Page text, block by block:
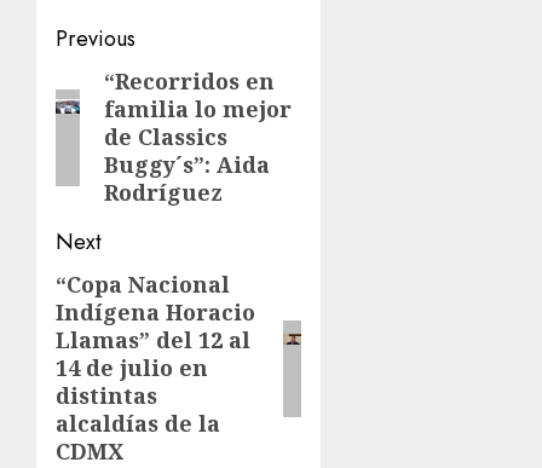
Post
navigation
Previous
Previous
post:
“Recorridos en
familia lo mejor
de Classics
Buggy´s”: Aida
Rodríguez
Next
Next
post:
“Copa Nacional
Indígena Horacio
Llamas” del 12 al
14 de julio en
distintas
alcaldías de la
CDMX